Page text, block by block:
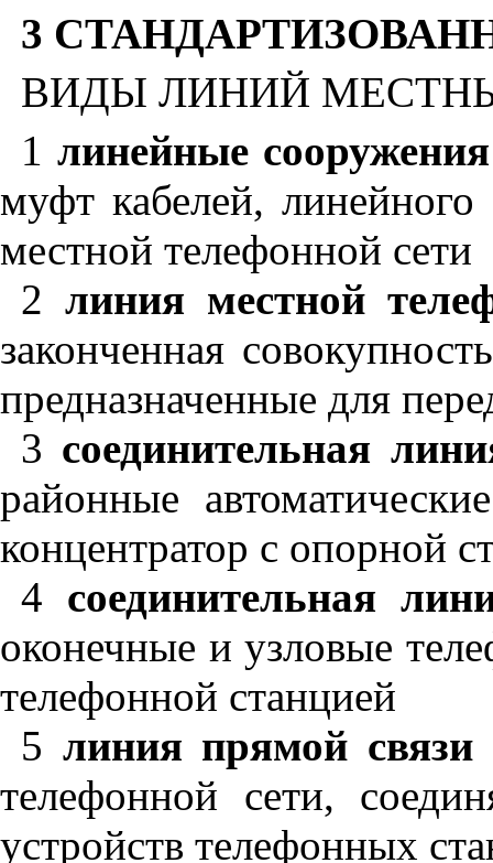
3
ВИДЫ ЛИНИЙ
1 линейные
муфт кабелей,
местной телефонной сети
2линия местной
законченная
предназначенные для
3 соединительная
районные
концентратор с опорной
4 соединительная
оконечные и узловые
телефонной станцией
5 линия прямой связи
телефонной сети,
устройств телефонных